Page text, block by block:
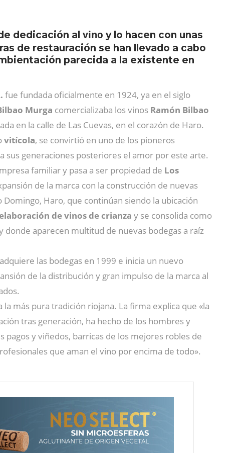
dedicación al vino y lo hacen con unas
de restauración se han llevado a cabo
parecida a la existente en
fue fundada oficialmente en 1924, ya en el siglo
Murga comercializaba los vinos Ramón Bilbao
en la calle de Las Cuevas, en el corazón de Haro.
vitícola, se convirtió en uno de los pioneros
sus generaciones posteriores el amor por este arte.
familiar y pasa a ser propiedad de Los
de la marca con la construcción de nuevas
Haro, que continúan siendo la ubicación
de vinos de crianza y se consolida como
donde aparecen multitud de nuevas bodegas a raíz
las bodegas en 1999 e inicia un nuevo
de la distribución y gran impulso de la marca al
más pura tradición riojana. La firma explica que «la
tras generación, ha hecho de los hombres y
y viñedos, barricas de los mejores robles de
que aman el vino por encima de todo».